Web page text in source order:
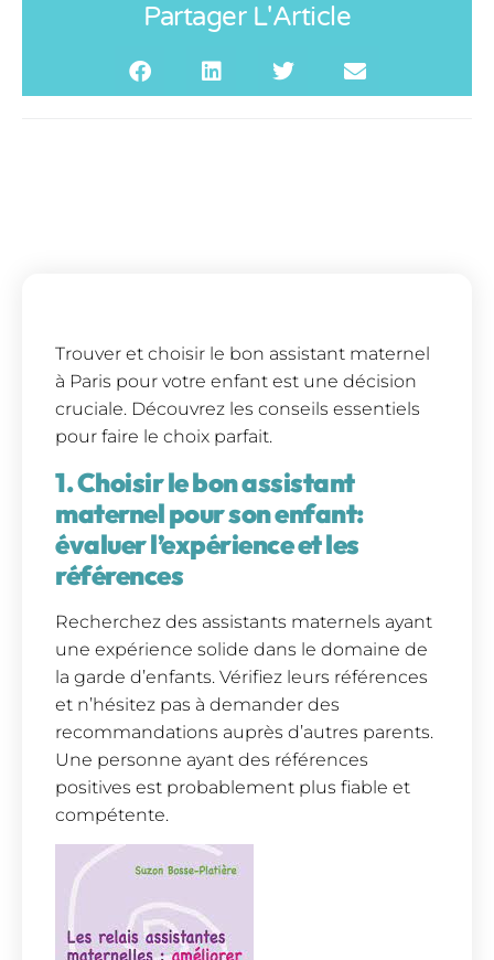
Partager L'Article
Trouver et choisir le bon assistant maternel
à Paris pour votre enfant est une décision
cruciale. Découvrez les conseils essentiels
pour faire le choix parfait.
1. Choisir le bon assistant
maternel pour son enfant:
évaluer l’expérience et les
références
Recherchez des assistants maternels ayant
une expérience solide dans le domaine de
la garde d’enfants. Vérifiez leurs références
et n’hésitez pas à demander des
recommandations auprès d’autres parents.
Une personne ayant des références
positives est probablement plus fiable et
compétente.